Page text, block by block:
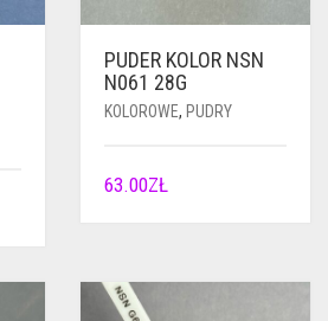
PUDER KOLOR NSN
N061 28G
KOLOROWE, PUDRY
63.00ZŁ